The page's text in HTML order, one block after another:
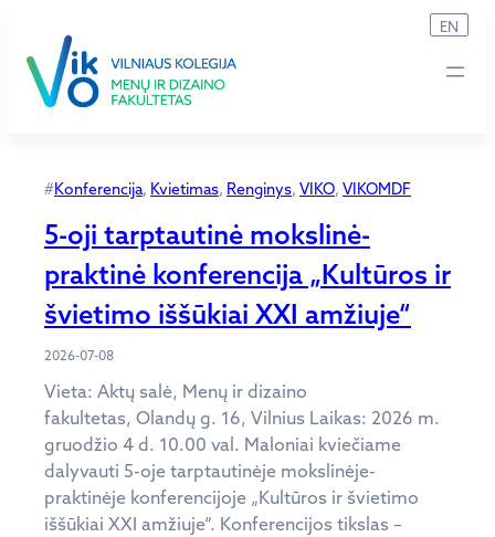
turinio
EN
#Konferencija, Kvietimas, Renginys, VIKO, VIKOMDF
5-oji tarptautinė mokslinė-
praktinė konferencija „Kultūros ir
švietimo iššūkiai XXI amžiuje“
2026-07-08
Vieta: Aktų salė, Menų ir dizaino
fakultetas, Olandų g. 16, Vilnius Laikas: 2026 m.
gruodžio 4 d. 10.00 val. Maloniai kviečiame
dalyvauti 5-oje tarptautinėje mokslinėje-
praktinėje konferencijoje „Kultūros ir švietimo
iššūkiai XXI amžiuje“. Konferencijos tikslas –